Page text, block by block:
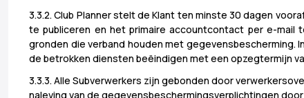
3.3.2. Club Planner stelt de Klant ten minste 30 dagen
te publiceren en het primaire accountcontact per e-mail
gronden die verband houden met gegevensbescherming.
de betrokken diensten beëindigen met een opzegtermijn
3.3.3. Alle Subverwerkers zijn gebonden door
naleving van de gegevensbeschermingsverplichtingen